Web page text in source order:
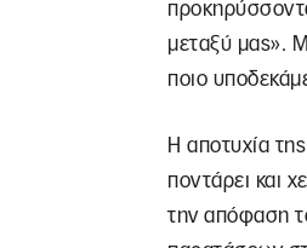
μεταξύ μας».
ποιο
Η αποτυχία
ποντάρει και
την απόφαση